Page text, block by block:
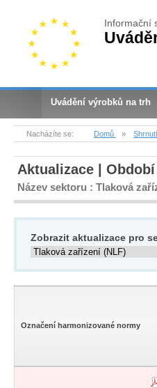
Informační
Uvádění výrobků na trh
Nacházíte se: Domů »
Aktualizace | Období
Název sektoru : Tlaková
Zobrazit aktualizace pro
Označení harmonizované normy